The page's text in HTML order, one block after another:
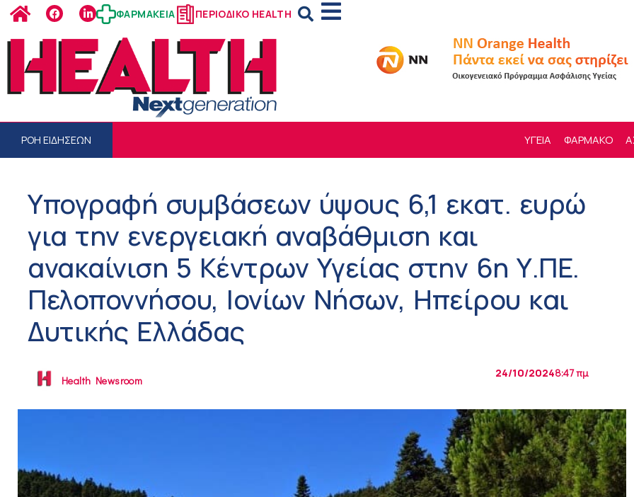
ΦΑΡΜΑΚΕΙΑ ΠΕΡΙΟΔΙΚΟ HEALTH
ΡΟΗ ΕΙΔΗΣΕΩΝ ΥΓΕΙΑ ΦΑΡΜΑΚΟ
Υπογραφή συμβάσεων ύψους 6,1 εκατ. ευρώ
για την ενεργειακή αναβάθμιση και
ανακαίνιση 5 Κέντρων Υγείας στην 6η Υ.ΠΕ.
Πελοποννήσου, Ιονίων Νήσων, Ηπείρου και
Δυτικής Ελλάδας
Health Newsroom
24/10/20248:47 πμ